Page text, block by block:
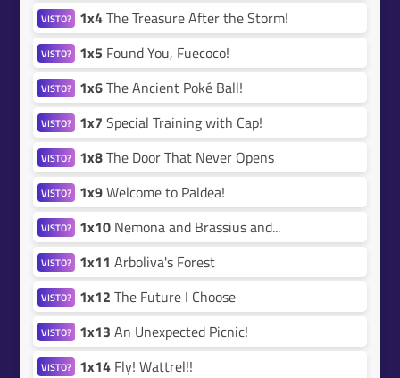
VISTO? 1x4The Treasure After the Storm!
VISTO? 1x5 Found You, Fuecoco!
VISTO? 1x6The Ancient Poké Ball!
VISTO? 1x7 Special Training with Cap!
VISTO? 1x8The Door That Never Opens
VISTO? 1x9Welcome to Paldea!
VISTO? 1x10 Nemona and Brassius and...
VISTO? 1x11 Arboliva's Forest
VISTO? 1x12 The Future I Choose
VISTO? 1x13 An Unexpected Picnic!
VISTO? 1x14 Fly! Wattrel!!